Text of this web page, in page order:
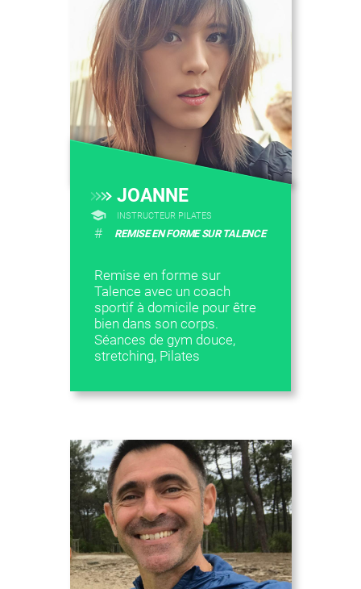
JOANNE
INSTRUCTEUR PILATES
# REMISE EN FORME SUR TALENCE
Remise en forme sur
Talence avec un coach
sportif à domicile pour être
bien dans son corps.
Séances de gym douce,
stretching, Pilates